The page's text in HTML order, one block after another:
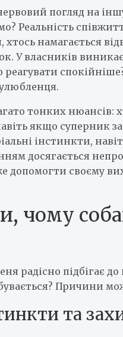
погляд на
Реальність
намагається
У власників
тонких нюансів:
якщо
інстинкти,
досягається
допомогти своєму
чому
радісно підбігає
Причини
та